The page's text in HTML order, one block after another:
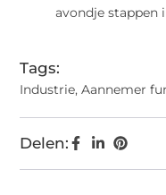
avondje stappen
Tags:
Industrie,Aannemer
Delen: